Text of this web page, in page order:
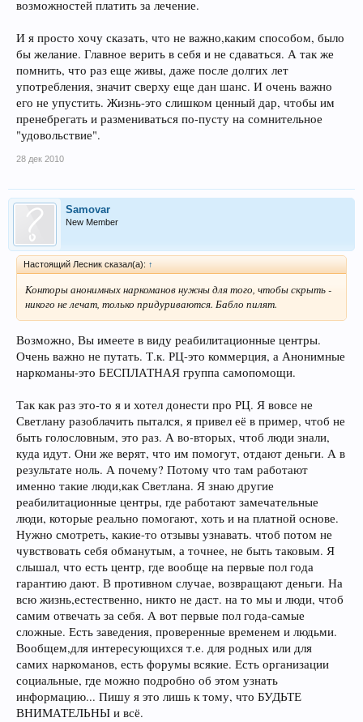
возможностей платить за лечение.
И я просто хочу сказать, что не важно,каким способом, было
бы желание. Главное верить в себя и не сдаваться. А так же
помнить, что раз еще живы, даже после долгих лет
употребления, значит сверху еще дан шанс. И очень важно
его не упустить. Жизнь-это слишком ценный дар, чтобы им
пренебрегать и размениваться по-пусту на сомнительное
"удовольствие".
28 дек 2010
Samovar
New Member
Настоящий Лесник сказал(а): ↑
Конторы анонимных наркоманов нужны для того, чтобы скрыть -
никого не лечат, только придуриваются. Бабло пилят.
Возможно, Вы имеете в виду реабилитационные центры.
Очень важно не путать. Т.к. РЦ-это коммерция, а Анонимные
наркоманы-это БЕСПЛАТНАЯ группа самопомощи.
Так как раз это-то я и хотел донести про РЦ. Я вовсе не
Светлану разоблачить пытался, я привел её в пример, чтоб не
быть голословным, это раз. А во-вторых, чтоб люди знали,
куда идут. Они же верят, что им помогут, отдают деньги. А в
результате ноль. А почему? Потому что там работают
именно такие люди,как Светлана. Я знаю другие
реабилитационные центры, где работают замечательные
люди, которые реально помогают, хоть и на платной основе.
Нужно смотреть, какие-то отзывы узнавать. чтоб потом не
чувствовать себя обманутым, а точнее, не быть таковым. Я
слышал, что есть центр, где вообще на первые пол года
гарантию дают. В противном случае, возвращают деньги. На
всю жизнь,естественно, никто не даст. на то мы и люди, чтоб
самим отвечать за себя. А вот первые пол года-самые
сложные. Есть заведения, проверенные временем и людьми.
Вообщем,для интересующихся т.е. для родных или для
самих наркоманов, есть форумы всякие. Есть организации
социальные, где можно подробно об этом узнать
информацию... Пишу я это лишь к тому, что БУДЬТЕ
ВНИМАТЕЛЬНЫ и всё.